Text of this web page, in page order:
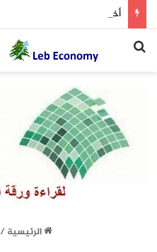
أخطر ما دار داخل غرفة المفاوضات
بحث عن
الرئيسية/